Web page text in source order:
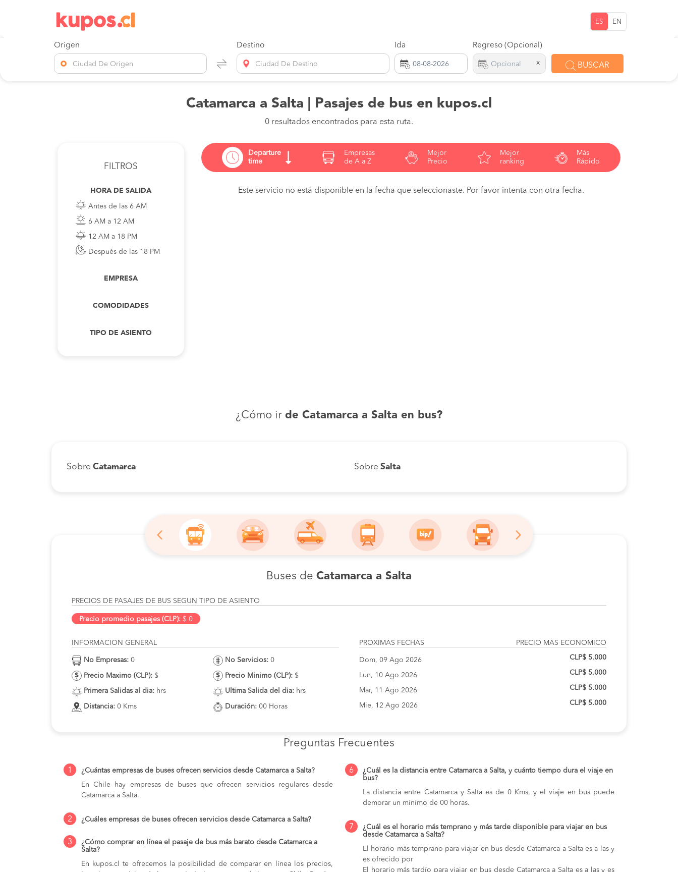
ES EN
Origen
Ciudad De Origen
Destino
Ciudad De Destino
Ida Regreso (Opcional)
x BUSCAR
Catamarca a Salta | Pasajes de bus en kupos.cl
0 resultados encontrados para esta ruta.
FILTROS
HORA DE SALIDA
Antes de las 6 AM
6 AM a 12 AM
12 AM a 18 PM
Después de las 18 PM
EMPRESA
COMODIDADES
TIPO DE ASIENTO
Departure
time
Empresas
de A a Z
Mejor
Precio
Mejor
ranking
Más
Rápido
Este servicio no está disponible en la fecha que seleccionaste. Por favor intenta con otra fecha.
¿Cómo ir de Catamarca a Salta en bus?
Sobre Catamarca Sobre Salta
Buses de Catamarca a Salta
PRECIOS DE PASAJES DE BUS SEGUN TIPO DE ASIENTO
Precio promedio pasajes (CLP): $ 0
INFORMACION GENERAL
No Empresas: 0
Precio Maximo (CLP): $
Primera Salidas al dia: hrs
Distancia: 0 Kms
No Servicios: 0
Precio Minimo (CLP): $
Ultima Salida del dia: hrs
Duración: 00 Horas
PROXIMAS FECHAS PRECIO MAS ECONOMICO
Dom, 09 Ago 2026
Lun, 10 Ago 2026
Mar, 11 Ago 2026
Mie, 12 Ago 2026
CLP$ 5.000
CLP$ 5.000
CLP$ 5.000
CLP$ 5.000
Preguntas Frecuentes
1
¿Cuántas empresas de buses ofrecen servicios desde Catamarca a Salta?
En Chile hay empresas de buses que ofrecen servicios regulares desde
Catamarca a Salta.
2 ¿Cuáles empresas de buses ofrecen servicios desde Catamarca a Salta?
3
¿Cómo comprar en línea el pasaje de bus más barato desde Catamarca a
Salta?
En kupos.cl te ofrecemos la posibilidad de comparar en línea los precios,
6
¿Cuál es la distancia entre Catamarca a Salta, y cuánto tiempo dura el viaje en
bus?
La distancia entre Catamarca y Salta es de 0 Kms, y el viaje en bus puede
demorar un mínimo de 00 horas.
7
¿Cuál es el horario más temprano y más tarde disponible para viajar en bus
desde Catamarca a Salta?
El horario más temprano para viajar en bus desde Catamarca a Salta es a las y
es ofrecido por
El horario más tardío para viajar en bus desde Catamarca a Salta es a las y es